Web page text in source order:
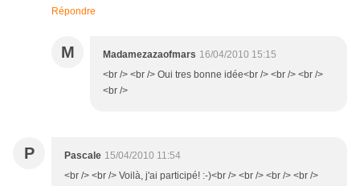
Répondre
M Madamezazaofmars 16/04/2010 15:15
<br /> <br /> Oui tres bonne idée<br /> <br /> <br />
<br />
P Pascale 15/04/2010 11:54
<br /> <br /> Voilà, j'ai participé! :-)<br /> <br /> <br /> <br />